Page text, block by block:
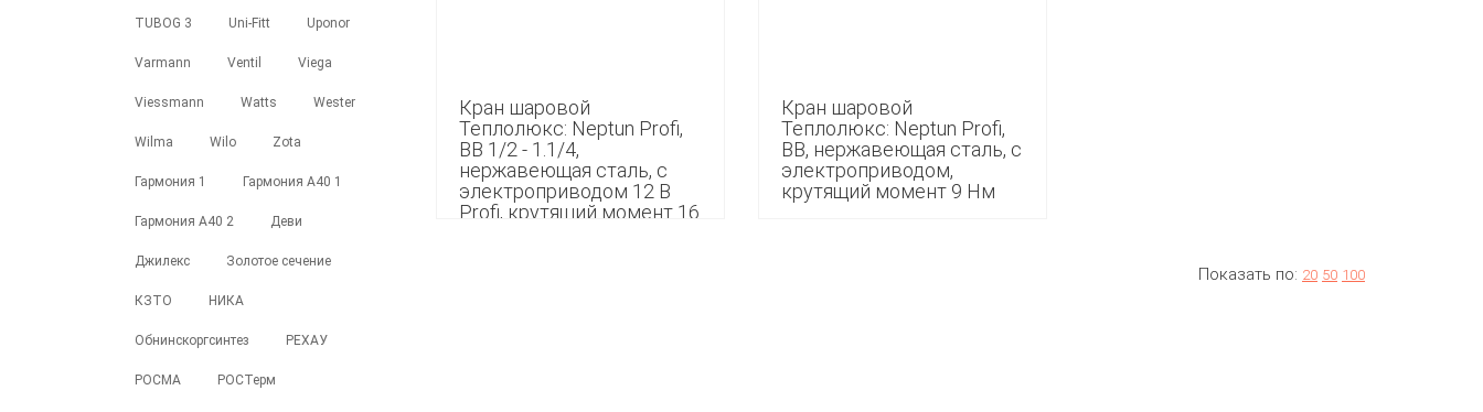
TUBOG 3 Uni-Fitt Uponor
Varmann Ventil Viega
Viessmann Watts Wester
Wilma Wilo Zota
Гармония 1 Гармония А40 1
Гармония А40 2 Деви
Джилекс Золотое сечение
КЗТО НИКА
Обнинскоргсинтез РЕХАУ
РОСМА РОСТерм
Кран шаровой
Теплолюкс: Neptun Profi,
ВВ 1/2 - 1.1/4,
нержавеющая сталь, с
электроприводом 12 В
Profi, крутящий момент 16
Кран шаровой
Теплолюкс: Neptun Profi,
ВВ, нержавеющая сталь, с
электроприводом,
крутящий момент 9 Нм
Показать по: 20 50 100